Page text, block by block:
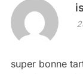
super bonne